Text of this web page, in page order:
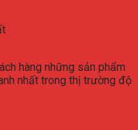
hàng những sản phẩm
nhất trong thị trường độ